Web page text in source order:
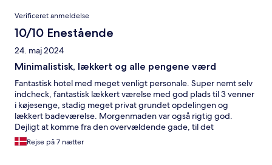
Anmeldelser
Verificeret anmeldelse
10/10 Enestående
24. maj 2024
Minimalistisk, lækkert og alle pengene værd
Fantastisk hotel med meget venligt personale. Super nemt selv
indcheck, fantastisk lækkert værelse med god plads til 3 venner
i køjesenge, stadig meget privat grundet opdelingen og
lækkert badeværelse. Morgenmaden var også rigtig god.
Dejligt at komme fra den overvældende gade, til det
minimalistiske hotel efterfølgende
Rejse på 7 nætter